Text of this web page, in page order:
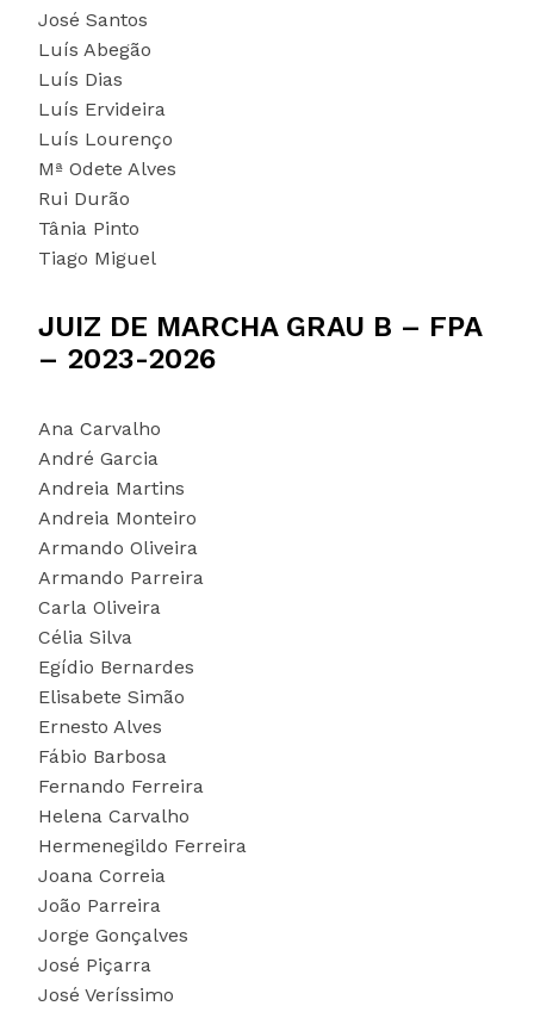
José Santos
Luís Abegão
Luís Dias
Luís Ervideira
Luís Lourenço
Mª Odete Alves
Rui Durão
Tânia Pinto
Tiago Miguel
JUIZ DE MARCHA GRAU B – FPA
– 2023-2026
Ana Carvalho
André Garcia
Andreia Martins
Andreia Monteiro
Armando Oliveira
Armando Parreira
Carla Oliveira
Célia Silva
Egídio Bernardes
Elisabete Simão
Ernesto Alves
Fábio Barbosa
Fernando Ferreira
Helena Carvalho
Hermenegildo Ferreira
Joana Correia
João Parreira
Jorge Gonçalves
José Piçarra
José Veríssimo